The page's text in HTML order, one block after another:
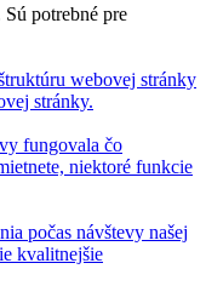
potrebné pre
webovej stránky
stránky.
fungovala čo
niektoré funkcie
počas návštevy našej
kvalitnejšie